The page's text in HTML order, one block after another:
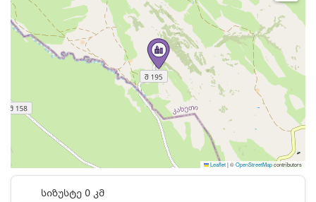
Leaflet|©OpenStreetMapcontributors
სიზუსტე 0 კმ